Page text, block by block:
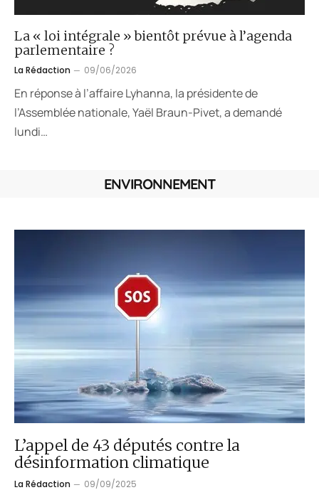
La « loi intégrale » bientôt prévue à l’agenda
parlementaire ?
La Rédaction 09/06/2026
En réponse à l’affaire Lyhanna, la présidente de
l’Assemblée nationale, Yaël Braun-Pivet, a demandé
lundi…
ENVIRONNEMENT
L’appel de 43 députés contre la
désinformation climatique
La Rédaction 09/09/2025